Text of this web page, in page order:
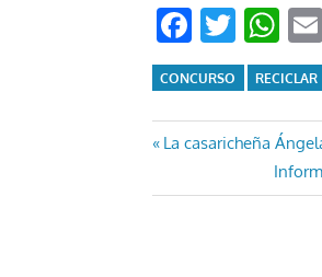
CONCURSO RECICLAR
Navegación
de
Entrada
La casaricheña